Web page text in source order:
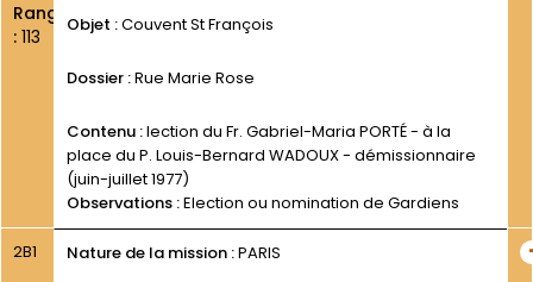
Rang
: 113
Objet :Couvent St François
Dossier :Rue Marie Rose
Contenu :lection du Fr. Gabriel-Maria PORTÉ - à la
place du P. Louis-Bernard WADOUX - démissionnaire
(juin-juillet 1977)
Observations :Election ou nomination de Gardiens
2B1 Nature de la mission :PARIS